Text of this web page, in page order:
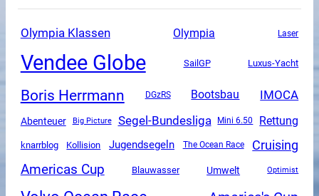
Olympia Klassen Olympia Laser
Vendee Globe SailGP Luxus-Yacht
Boris Herrmann DGzRS Bootsbau IMOCA
Abenteuer Big Picture Segel-Bundesliga Mini 6.50 Rettung
knarrblog Kollision Jugendsegeln The Ocean Race Cruising
Americas Cup Blauwasser Umwelt Optimist